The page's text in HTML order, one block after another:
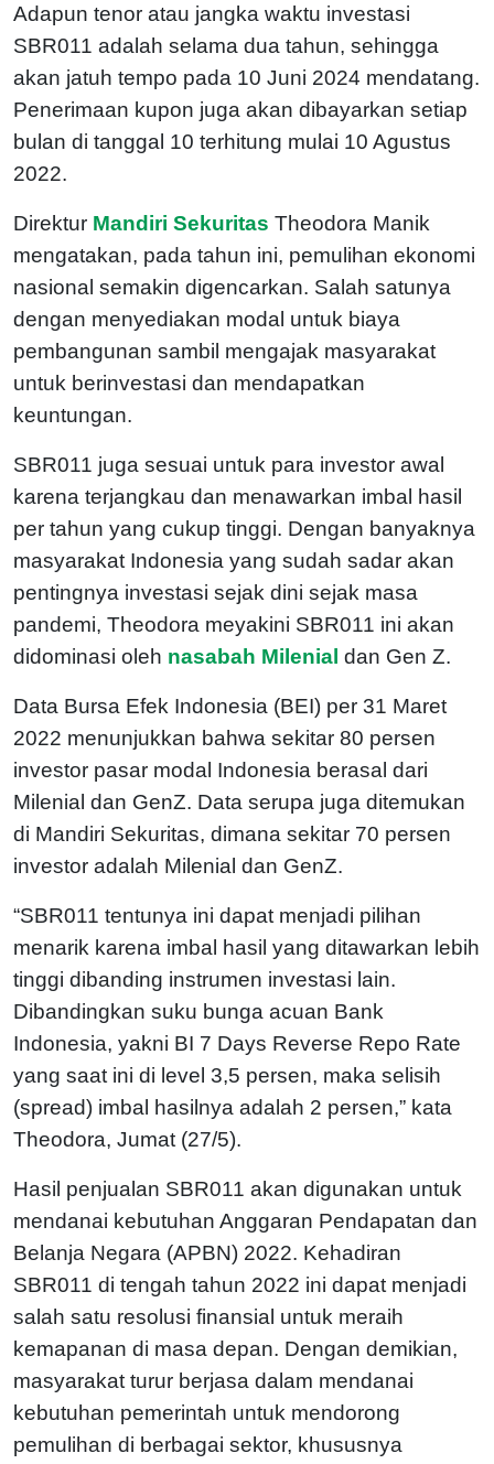
Adapun tenor atau jangka waktu investasi
SBR011 adalah selama dua tahun, sehingga
akan jatuh tempo pada 10 Juni 2024 mendatang.
Penerimaan kupon juga akan dibayarkan setiap
bulan di tanggal 10 terhitung mulai 10 Agustus
2022.
Direktur Mandiri Sekuritas Theodora Manik
mengatakan, pada tahun ini, pemulihan ekonomi
nasional semakin digencarkan. Salah satunya
dengan menyediakan modal untuk biaya
pembangunan sambil mengajak masyarakat
untuk berinvestasi dan mendapatkan
keuntungan.
SBR011 juga sesuai untuk para investor awal
karena terjangkau dan menawarkan imbal hasil
per tahun yang cukup tinggi. Dengan banyaknya
masyarakat Indonesia yang sudah sadar akan
pentingnya investasi sejak dini sejak masa
pandemi, Theodora meyakini SBR011 ini akan
didominasi oleh nasabah Milenial dan Gen Z.
Data Bursa Efek Indonesia (BEI) per 31 Maret
2022 menunjukkan bahwa sekitar 80 persen
investor pasar modal Indonesia berasal dari
Milenial dan GenZ. Data serupa juga ditemukan
di Mandiri Sekuritas, dimana sekitar 70 persen
investor adalah Milenial dan GenZ.
“SBR011 tentunya ini dapat menjadi pilihan
menarik karena imbal hasil yang ditawarkan lebih
tinggi dibanding instrumen investasi lain.
Dibandingkan suku bunga acuan Bank
Indonesia, yakni BI 7 Days Reverse Repo Rate
yang saat ini di level 3,5 persen, maka selisih
(spread) imbal hasilnya adalah 2 persen,” kata
Theodora, Jumat (27/5).
Hasil penjualan SBR011 akan digunakan untuk
mendanai kebutuhan Anggaran Pendapatan dan
Belanja Negara (APBN) 2022. Kehadiran
SBR011 di tengah tahun 2022 ini dapat menjadi
salah satu resolusi finansial untuk meraih
kemapanan di masa depan. Dengan demikian,
masyarakat turur berjasa dalam mendanai
kebutuhan pemerintah untuk mendorong
pemulihan di berbagai sektor, khususnya